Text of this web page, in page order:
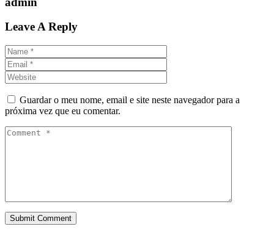
Leave A Reply
Guardar o meu nome, email e site neste navegador para a
próxima vez que eu comentar.